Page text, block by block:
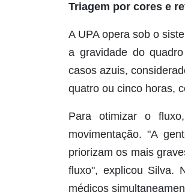
Triagem por cores e
A UPA opera sob o
a gravidade do
casos azuis,
quatro ou cinco horas,
Para otimizar o
movimentação. "A
priorizam os mais
fluxo", explicou Silva.
médicos